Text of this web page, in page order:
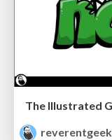
reverentgeek